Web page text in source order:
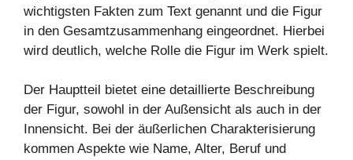
wichtigsten Fakten zum Text genannt und die Figur
in den Gesamtzusammenhang eingeordnet. Hierbei
wird deutlich, welche Rolle die Figur im Werk spielt.
Der Hauptteil bietet eine detaillierte Beschreibung
der Figur, sowohl in der Außensicht als auch in der
Innensicht. Bei der äußerlichen Charakterisierung
kommen Aspekte wie Name, Alter, Beruf und